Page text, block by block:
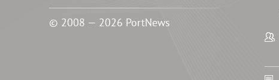
© 2008 — 2026 PortNews